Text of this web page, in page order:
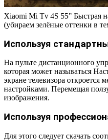
Xiaomi Mi Tv 4S 55” Быстрая
(убираем зелёные оттенки в
Используя
На пульте дистанционного
которая может называться
экране телевизора откроется
настройками. Перемещая
изображения.
Используя
Для этого следует скачать